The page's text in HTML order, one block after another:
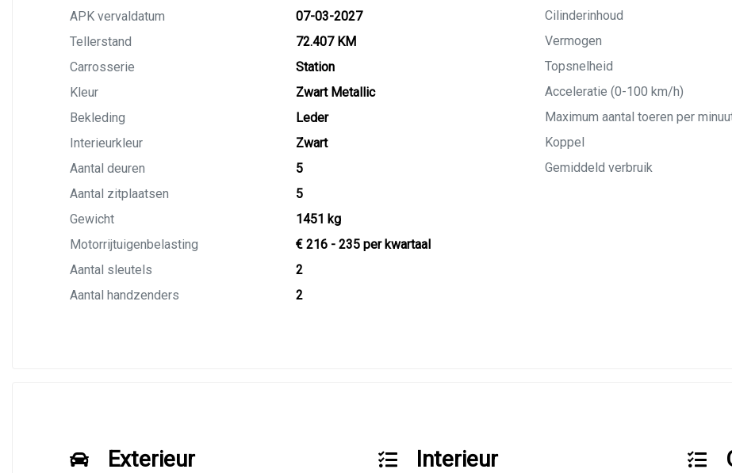
APK vervaldatum
07-03-2027
Tellerstand
72.407 KM
Carrosserie
Station
Kleur
Zwart Metallic
Bekleding
Leder
Interieurkleur
Zwart
Aantal deuren
5
Aantal zitplaatsen
5
Gewicht
1451 kg
Motorrijtuigenbelasting
€ 216 - 235 per kwartaal
Aantal sleutels
2
Aantal handzenders
2
Cilinderinhoud
Vermogen
Topsnelheid
Acceleratie (0-100 km/h)
Maximum aantal toeren per
Koppel
Gemiddeld verbruik
Exterieur Interieur